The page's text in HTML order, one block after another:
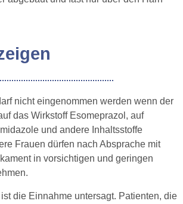
nicht eingenommen werden wenn der
das Wirkstoff Esomeprazol, auf
und andere Inhaltsstoffe
Frauen dürfen nach Absprache mit
in vorsichtigen und geringen
die Einnahme untersagt. Patienten, die